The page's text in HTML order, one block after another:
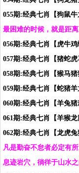
055期:经典七肖【狗鼠
最困难的时候，就是距离
056期:经典七肖【虎牛
057期:经典七肖【猪蛇
058期:经典七肖【猴马
059期:经典七肖【蛇猪
060期:经典七肖【羊兔
061期:经典七肖【羊猴
062期:经典七肖【龙虎
凡是勤奋不怠者必定有
息迹岩穴，徜徉于山水